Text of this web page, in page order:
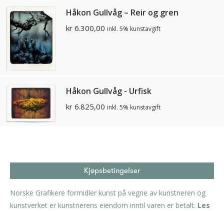
Håkon Gullvåg – Reir og gren
kr 6.300,00 inkl. 5% kunstavgift
Håkon Gullvåg - Urfisk
kr 6.825,00 inkl. 5% kunstavgift
Kjøpsbetingelser
Norske Grafikere formidler kunst på vegne av kunstneren og
kunstverket er kunstnerens eiendom inntil varen er betalt. Les